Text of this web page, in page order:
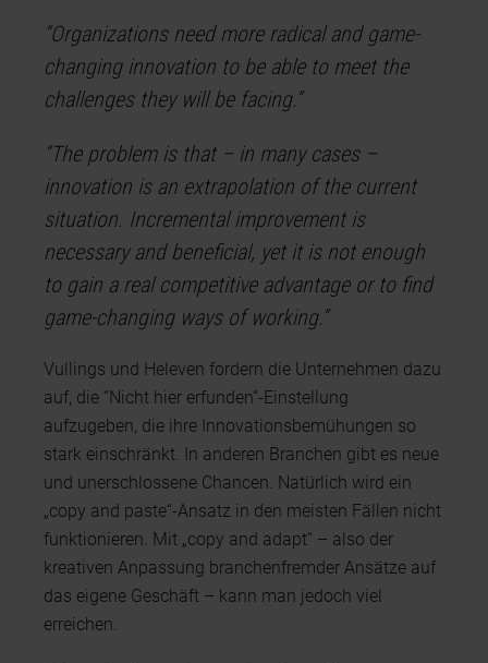
“Organizations need more radical and game-
changing innovation to be able to meet the
challenges they will be facing.”
“The problem is that – in many cases –
innovation is an extrapolation of the current
situation. Incremental improvement is
necessary and beneficial, yet it is not enough
to gain a real competitive advantage or to find
game-changing ways of working.”
Vullings und Heleven fordern die Unternehmen dazu
auf, die “Nicht hier erfunden”-Einstellung
aufzugeben, die ihre Innovationsbemühungen so
stark einschränkt. In anderen Branchen gibt es neue
und unerschlossene Chancen. Natürlich wird ein
„copy and paste“-Ansatz in den meisten Fällen nicht
funktionieren. Mit „copy and adapt“ – also der
kreativen Anpassung branchenfremder Ansätze auf
das eigene Geschäft – kann man jedoch viel
erreichen.